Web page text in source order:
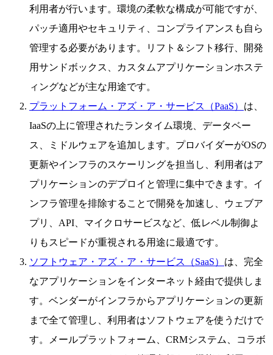
利用者が行います。環境の柔軟な構成が可能ですが、
パッチ適用やセキュリティ、コンプライアンスも自ら
管理する必要があります。リフト＆シフト移行、開発
用サンドボックス、カスタムアプリケーションホステ
ィングなどが主な用途です。
プラットフォーム・アズ・ア・サービス（PaaS） は、
IaaSの上に管理されたランタイム環境、データベー
ス、ミドルウェアを追加します。プロバイダーがOSの
更新やインフラのスケーリングを担当し、利用者はア
プリケーションのデプロイと管理に集中できます。イ
ンフラ管理を排除することで開発を加速し、ウェブア
プリ、API、マイクロサービスなど、低レベル制御よ
りもスピードが重視される用途に最適です。
ソフトウェア・アズ・ア・サービス（SaaS） は、完全
なアプリケーションをインターネット経由で提供しま
す。ベンダーがインフラからアプリケーションの更新
まで全て管理し、利用者はソフトウェアを使うだけで
す。メールプラットフォーム、CRMシステム、コラボ